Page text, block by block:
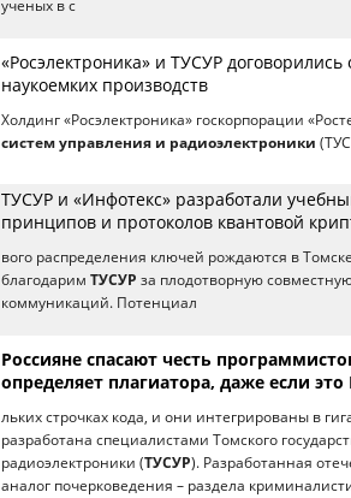
ученых в с
«Росэлектроника» и ТУСУР
наукоемких производств
Холдинг «Росэлектроника» госкорпорации
систем управления и радиоэлектроники
ТУСУР и «Инфотекс» разработали
принципов и протоколов квантовой
вого распределения ключей рождаются в
благодарим ТУСУР за плодотворную
коммуникаций. Потенциал
Россияне спасают честь
определяет плагиатора, даже если
льких строчках кода, и они интегрированы в
разработана специалистами Томского
радиоэлектроники (ТУСУР). Разработанная
аналог почерковедения – раздела